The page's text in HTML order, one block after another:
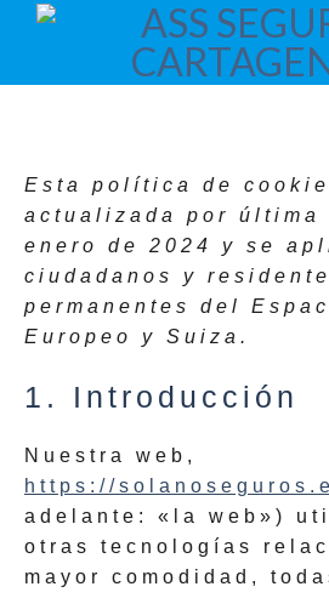
Esta política de
actualizada por última
enero de 2024 y se
ciudadanos y
permanentes del
Europeo y Suiza.
1. Introducción
Nuestra web,
https://
adelante: «la web»)
otras tecnologías
mayor comodidad,